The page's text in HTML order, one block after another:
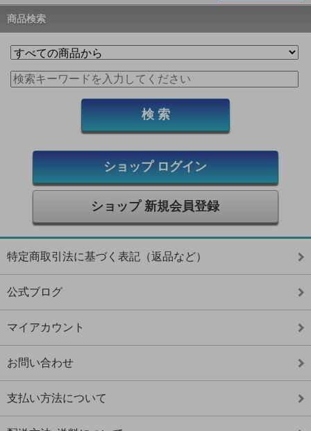
商品検索
ショップ ログイン
ショップ 新規会員登録
特定商取引法に基づく表記（返品など）
公式ブログ
マイアカウント
お問い合わせ
支払い方法について